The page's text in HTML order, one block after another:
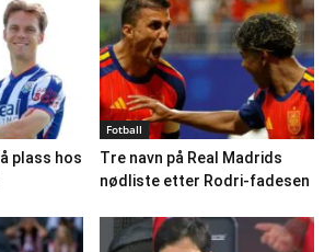
plass hos
Fotball
Tre navn på Real Madrids
nødliste etter Rodri-fadesen